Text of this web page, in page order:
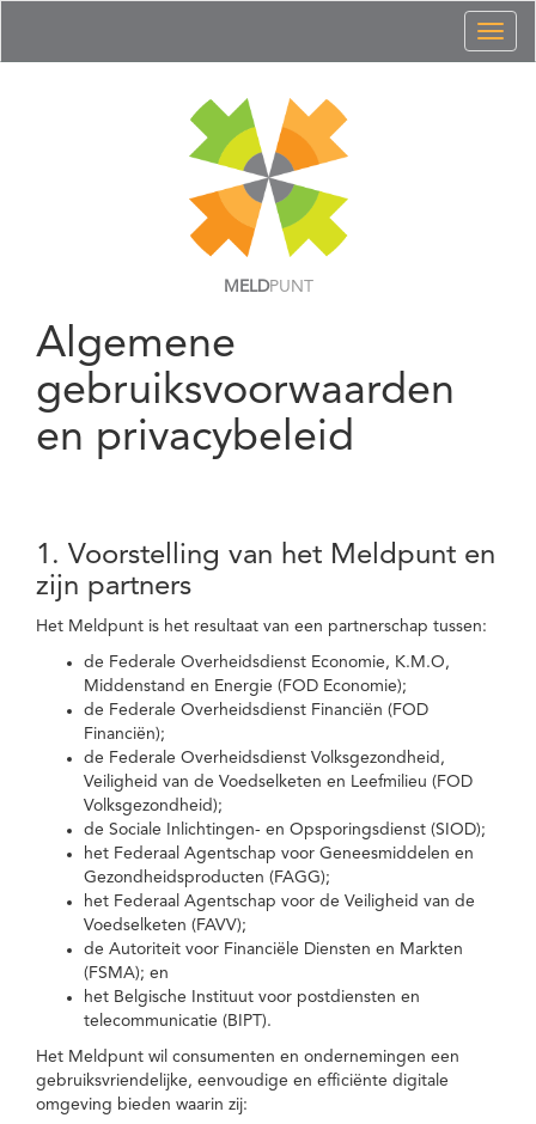
MELDPUNT
Algemene
gebruiksvoorwaarden
en privacybeleid
1. Voorstelling van het Meldpunt en
zijn partners
Het Meldpunt is het resultaat van een partnerschap tussen:
de Federale Overheidsdienst Economie, K.M.O,
Middenstand en Energie (FOD Economie);
de Federale Overheidsdienst Financiën (FOD
Financiën);
de Federale Overheidsdienst Volksgezondheid,
Veiligheid van de Voedselketen en Leefmilieu (FOD
Volksgezondheid);
de Sociale Inlichtingen- en Opsporingsdienst (SIOD);
het Federaal Agentschap voor Geneesmiddelen en
Gezondheidsproducten (FAGG);
het Federaal Agentschap voor de Veiligheid van de
Voedselketen (FAVV);
de Autoriteit voor Financiële Diensten en Markten
(FSMA); en
het Belgische Instituut voor postdiensten en
telecommunicatie (BIPT).
Het Meldpunt wil consumenten en ondernemingen een
gebruiksvriendelijke, eenvoudige en efficiënte digitale
omgeving bieden waarin zij: